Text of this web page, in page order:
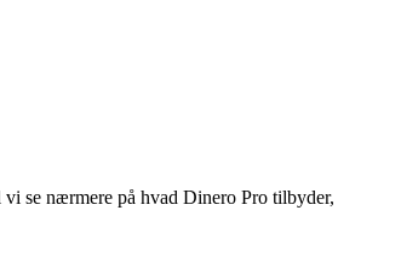
se nærmere på hvad Dinero Pro tilbyder,